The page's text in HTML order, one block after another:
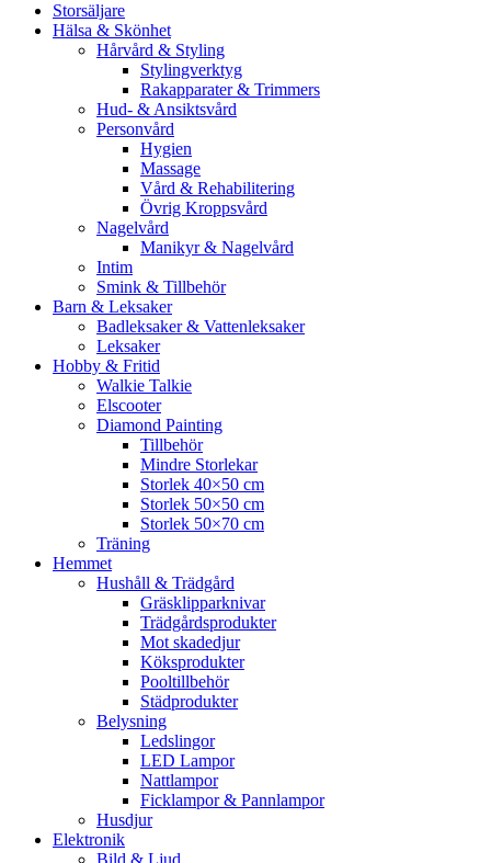
Storsäljare
Hälsa & Skönhet
Hårvård & Styling
Stylingverktyg
Rakapparater & Trimmers
Hud- & Ansiktsvård
Personvård
Hygien
Massage
Vård & Rehabilitering
Övrig Kroppsvård
Nagelvård
Manikyr & Nagelvård
Intim
Smink & Tillbehör
Barn & Leksaker
Badleksaker & Vattenleksaker
Leksaker
Hobby & Fritid
Walkie Talkie
Elscooter
Diamond Painting
Tillbehör
Mindre Storlekar
Storlek 40×50 cm
Storlek 50×50 cm
Storlek 50×70 cm
Träning
Hemmet
Hushåll & Trädgård
Gräsklipparknivar
Trädgårdsprodukter
Mot skadedjur
Köksprodukter
Pooltillbehör
Städprodukter
Belysning
Ledslingor
LED Lampor
Nattlampor
Ficklampor & Pannlampor
Husdjur
Elektronik